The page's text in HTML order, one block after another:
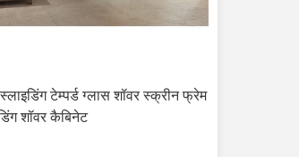
टेम्पर्ड ग्लास शॉवर स्क्रीन फ्रेम
शॉवर कैबिनेट